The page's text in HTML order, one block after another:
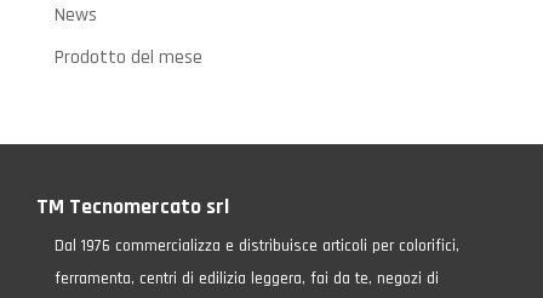
News
Prodotto del mese
TM Tecnomercato srl
Dal 1976 commercializza e distribuisce articoli per colorifici,
ferramenta, centri di edilizia leggera, fai da te, negozi di